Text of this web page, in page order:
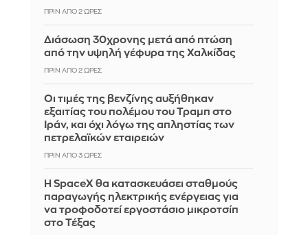
ΠΡΙΝ ΑΠΌ 2 ΏΡΕΣ
Διάσωση 30χρονης μετά από πτώση
από την υψηλή γέφυρα της Χαλκίδας
ΠΡΙΝ ΑΠΌ 2 ΏΡΕΣ
Οι τιμές της βενζίνης αυξήθηκαν
εξαιτίας του πολέμου του Τραμπ στο
Ιράν, και όχι λόγω της απληστίας των
πετρελαϊκών εταιρειών
ΠΡΙΝ ΑΠΌ 3 ΏΡΕΣ
Η SpaceX θα κατασκευάσει σταθμούς
παραγωγής ηλεκτρικής ενέργειας για
να τροφοδοτεί εργοστάσιο μικροτσίπ
στο Τέξας